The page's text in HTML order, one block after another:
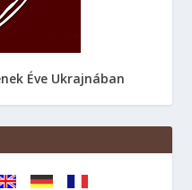
Éve Ukrajnában